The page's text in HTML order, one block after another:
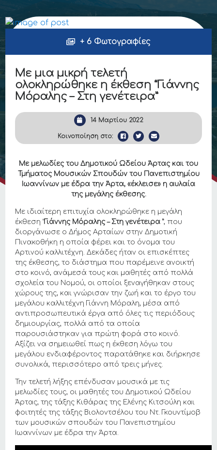
+ 6 Φωτογραφίες
Με μια μικρή τελετή
ολοκληρώθηκε η έκθεση “Γιάννης
Μόραλης – Στη γενέτειρα”
14 Μαρτίου 2022
Κοινοποίηση στο:
Με μελωδίες του Δημοτικού Ωδείου Άρτας και του
Τμήματος Μουσικών Σπουδών του Πανεπιστημίου
Ιωαννίνων με έδρα την Άρτα, «έκλεισε» η αυλαία
της μεγάλης έκθεσης.
Με ιδιαίτερη επιτυχία ολοκληρώθηκε η μεγάλη
έκθεση “Γιάννης Μόραλης – Στη γενέτειρα ”, που
διοργάνωσε ο Δήμος Αρταίων στην Δημοτική
Πινακοθήκη η οποία φέρει και το όνομα του
Αρτινού καλλιτέχνη. Δεκάδες ήταν οι επισκέπτες
της έκθεσης, το διάστημα που παρέμεινε ανοικτή
στο κοινό, ανάμεσά τους και μαθητές από πολλά
σχολεία του Νομού, οι οποίοι ξεναγήθηκαν στους
χώρους της, και γνώρισαν την ζωή και το έργο του
μεγάλου καλλιτέχνη Γιάννη Μόραλη, μέσα από
αντιπροσωπευτικά έργα από όλες τις περιόδους
δημιουργίας, πολλά από τα οποία
παρουσιάστηκαν για πρώτη φορά στο κοινό.
Αξίζει να σημειωθεί πως η έκθεση λόγω του
μεγάλου ενδιαφέροντος παρατάθηκε και διήρκησε
συνολικά, περισσότερο από τρεις μήνες.
Την τελετή λήξης επένδυσαν μουσικά με τις
μελωδίες τους, οι μαθητές του Δημοτικού Ωδείου
Άρτας, της τάξης Κιθάρας της Ελένης Κιτσούλη και
φοιτητές της τάξης Βιολοντσέλου του Nτ. Γκουντίμοβ
των μουσικών σπουδών του Πανεπιστημίου
Ιωαννίνων με έδρα την Άρτα.